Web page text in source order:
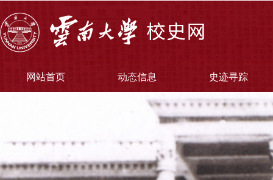
网站首页 动态信息 史迹寻踪